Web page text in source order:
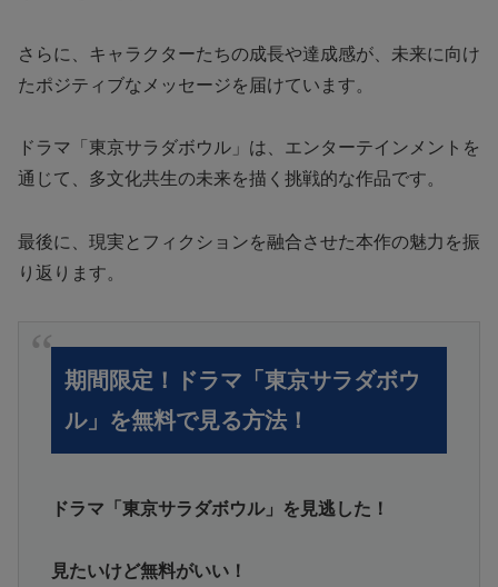
さらに、キャラクターたちの成長や達成感が、未来に向け
たポジティブなメッセージを届けています。
ドラマ「東京サラダボウル」は、エンターテインメントを
通じて、多文化共生の未来を描く挑戦的な作品です。
最後に、現実とフィクションを融合させた本作の魅力を振
り返ります。
期間限定！ドラマ「東京サラダボウ
ル」を無料で見る方法！
ドラマ「東京サラダボウル」を見逃した！
見たいけど無料がいい！